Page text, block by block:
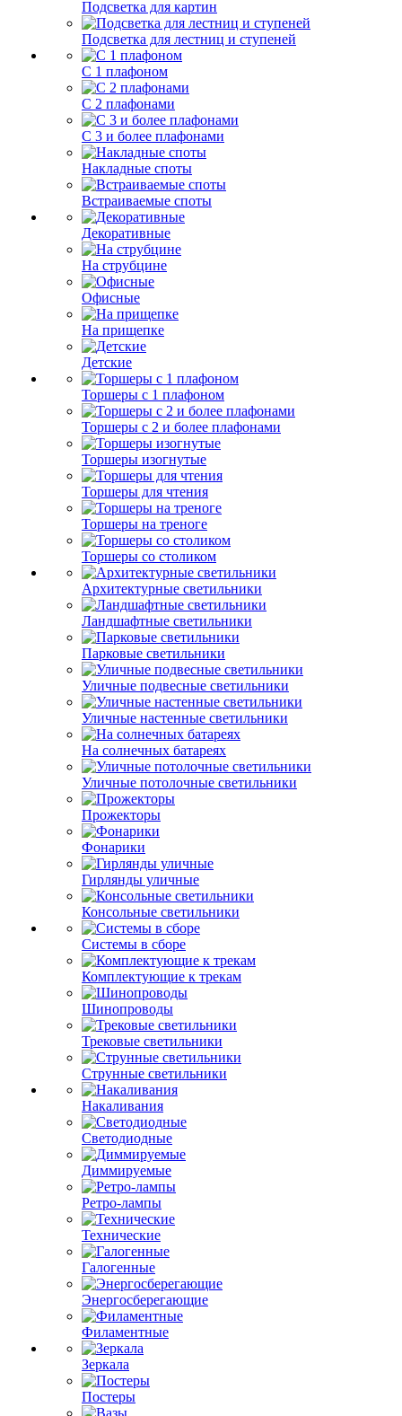
Подсветка для картин
Подсветка для лестниц и ступеней
С 1 плафоном
С 2 плафонами
С 3 и более плафонами
Накладные споты
Встраиваемые споты
Декоративные
На струбцине
Офисные
На прищепке
Детские
Торшеры с 1 плафоном
Торшеры с 2 и более плафонами
Торшеры изогнутые
Торшеры для чтения
Торшеры на треноге
Торшеры со столиком
Архитектурные светильники
Ландшафтные светильники
Парковые светильники
Уличные подвесные светильники
Уличные настенные светильники
На солнечных батареях
Уличные потолочные светильники
Прожекторы
Фонарики
Гирлянды уличные
Консольные светильники
Системы в сборе
Комплектующие к трекам
Шинопроводы
Трековые светильники
Струнные светильники
Накаливания
Светодиодные
Диммируемые
Ретро-лампы
Технические
Галогенные
Энергосберегающие
Филаментные
Зеркала
Постеры